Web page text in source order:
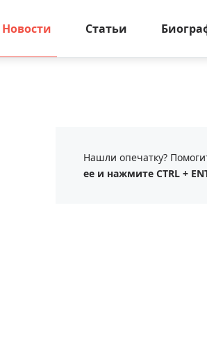
Новости Статьи
Нашли опечатку?
ее и нажмите CTRL +